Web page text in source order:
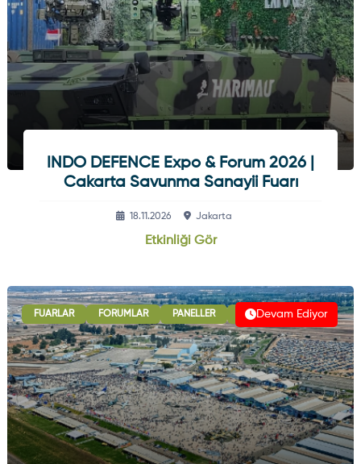
INDO DEFENCE Expo & Forum 2026 |
Cakarta Savunma Sanayii Fuarı
18.11.2026 Jakarta
Etkinliği Gör
Devam Ediyor
FUARLAR FORUMLAR PANELLER B2B GÖRÜŞMELERI